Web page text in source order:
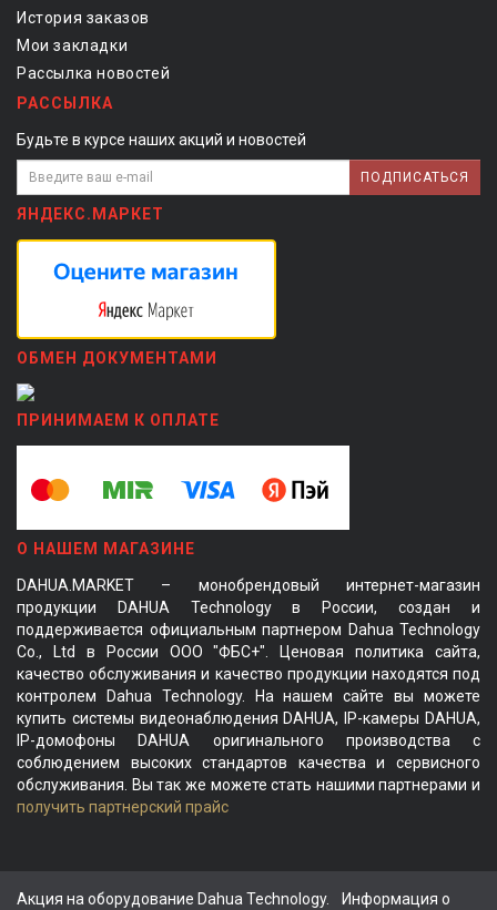
История заказов
Мои закладки
Рассылка новостей
РАССЫЛКА
Будьте в курсе наших акций и новостей
ПОДПИСАТЬСЯ
ЯНДЕКС.МАРКЕТ
ОБМЕН ДОКУМЕНТАМИ
ПРИНИМАЕМ К ОПЛАТЕ
О НАШЕМ МАГАЗИНЕ
DAHUA.MARKET – монобрендовый интернет-магазин
продукции DAHUA Technology в России, создан и
поддерживается официальным партнером Dahua Technology
Co., Ltd в России ООО "ФБС+". Ценовая политика сайта,
качество обслуживания и качество продукции находятся под
контролем Dahua Technology. На нашем сайте вы можете
купить системы видеонаблюдения DAHUA, IP-камеры DAHUA,
IP-домофоны DAHUA оригинального производства с
соблюдением высоких стандартов качества и сервисного
обслуживания. Вы так же можете стать нашими партнерами и
получить партнерский прайс
Акция на оборудование Dahua Technology. Информация о